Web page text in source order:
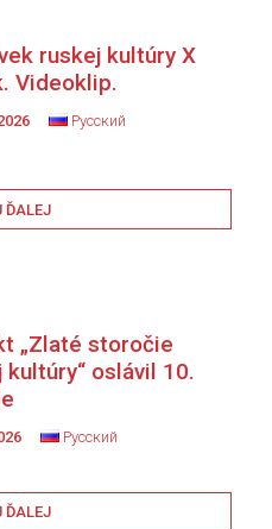
ruskej kultúry X
Videoklip.
Русский
ĎALEJ
„Zlaté storočie
kultúry“ oslávil 10.
Русский
ĎALEJ